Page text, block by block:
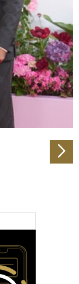
zu
anbieten
zu
zu Ihrer
für
Unsere
mit